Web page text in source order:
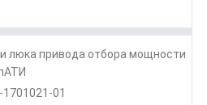
люка привода отбора мощности
1701021-01